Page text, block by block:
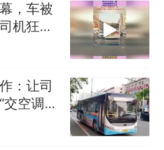
，车被
机狂追
：让司
交空调
个桑拿